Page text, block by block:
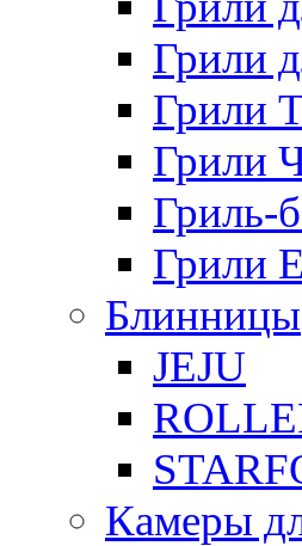
Грили
Грили
Грили
Гриль-
Грили
Блинницы
JEJU
Камеры